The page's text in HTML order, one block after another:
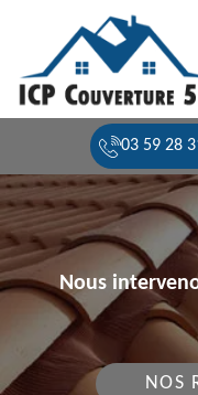
03 59 28
Nous
NOS